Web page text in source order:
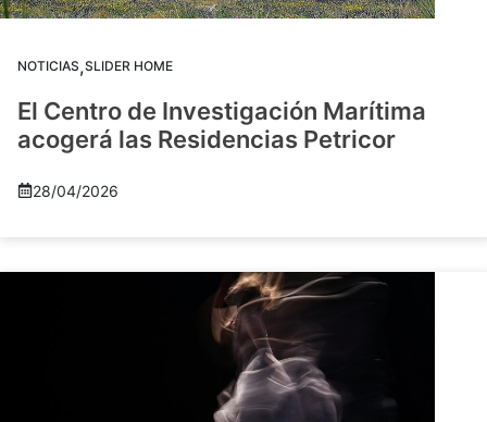
NOTICIAS,SLIDER HOME
El Centro de Investigación Marítima
acogerá las Residencias Petricor
28/04/2026